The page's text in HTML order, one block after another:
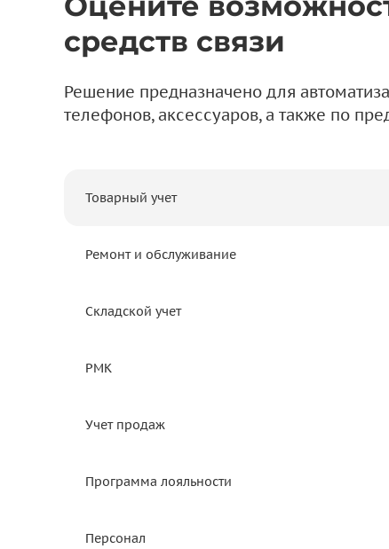
средств связи
Решение предназначено для
телефонов, аксессуаров, а также по
Товарный учет
Ремонт и обслуживание
Складской учет
РМК
Учет продаж
Программа лояльности
Персонал